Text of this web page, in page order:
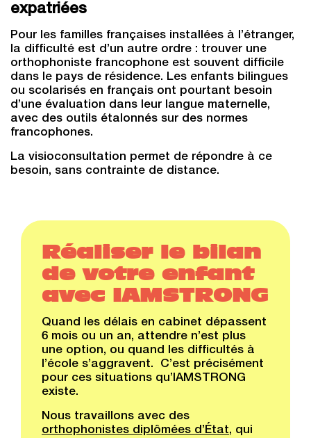
expatriées
Pour les familles françaises installées à l’étranger,
la difficulté est d’un autre ordre : trouver une
orthophoniste francophone est souvent difficile
dans le pays de résidence. Les enfants bilingues
ou scolarisés en français ont pourtant besoin
d’une évaluation dans leur langue maternelle,
avec des outils étalonnés sur des normes
francophones.
La visioconsultation permet de répondre à ce
besoin, sans contrainte de distance.
Réaliser le bilan
de votre enfant
avec IAMSTRONG
Quand les délais en cabinet dépassent
6 mois ou un an, attendre n’est plus
une option, ou quand les difficultés à
l’école s’aggravent. C’est précisément
pour ces situations qu’IAMSTRONG
existe.
Nous travaillons avec des
orthophonistes diplômées d’État, qui